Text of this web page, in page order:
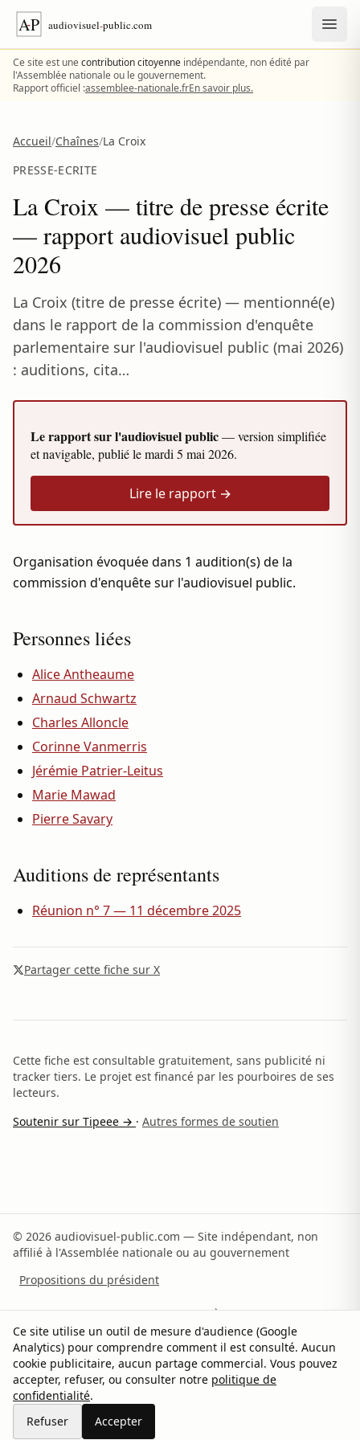
Aller au contenu
Ce site est unecontribution citoyenne indépendante, non édité par
l'Assemblée nationale ou le gouvernement.
Rapport officiel :assemblee-nationale.frEn savoir plus.
Accueil/Chaînes/La Croix
PRESSE-ECRITE
La Croix — titre de presse écrite
— rapport audiovisuel public
2026
La Croix (titre de presse écrite) — mentionné(e)
dans le rapport de la commission d'enquête
parlementaire sur l'audiovisuel public (mai 2026)
: auditions, cita…
Le rapport sur l'audiovisuel public— version simplifiée
et navigable, publié lemardi 5 mai 2026.
Lire le rapport →
Organisation évoquée dans 1 audition(s) de la
commission d'enquête sur l'audiovisuel public.
Personnes liées
Alice Antheaume
Arnaud Schwartz
Charles Alloncle
Corinne Vanmerris
Jérémie Patrier-Leitus
Marie Mawad
Pierre Savary
Auditions de représentants
Réunion n° 7 — 11 décembre 2025
Partager cette fiche sur X
Cette fiche est consultable gratuitement, sans publicité ni
tracker tiers. Le projet est financé par les pourboires de ses
lecteurs.
Soutenir sur Tipeee → · Autres formes de soutien
© 2026 audiovisuel-public.com — Site indépendant, non
affilié à l'Assemblée nationale ou au gouvernement
Propositions du président
Recommandations du rapporteur À propos
Méthodologie Sources Contact Soutenir
Confidentialité Gérer les cookies
Partager sur X
Ce site utilise un outil de mesure d'audience (Google
Analytics) pour comprendre comment il est consulté. Aucun
cookie publicitaire, aucun partage commercial. Vous pouvez
accepter, refuser, ou consulter notre politique de
confidentialité.
Refuser
Accepter